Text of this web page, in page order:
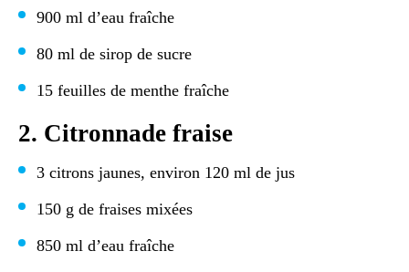
900 ml d’eau fraîche
80 ml de sirop de sucre
15 feuilles de menthe fraîche
2. Citronnade fraise
3 citrons jaunes, environ 120 ml de jus
150 g de fraises mixées
850 ml d’eau fraîche